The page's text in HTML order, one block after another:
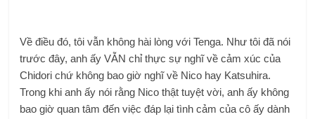
Về điều đó, tôi vẫn không hài lòng với Tenga. Như tôi đã nói
trước đây, anh ấy VẪN chỉ thực sự nghĩ về cảm xúc của
Chidori chứ không bao giờ nghĩ về Nico hay Katsuhira.
Trong khi anh ấy nói rằng Nico thật tuyệt vời, anh ấy không
bao giờ quan tâm đến việc đáp lại tình cảm của cô ấy dành